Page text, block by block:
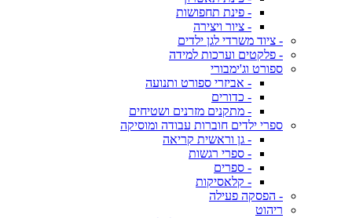
- פינת תחפושות
- ציור ויצירה
- ציוד משרדי לגן ילדים
- פלקטים וערכות למידה
ספורט וג'ימבורי
- אביזרי ספורט ותנועה
- כדורים
- מתקנים מזרנים ושטיחים
ספרי ילדים חוברות עבודה ומוסיקה
- גן וראשית קריאה
- ספרי רגשות
- ספרים
- קלאסיקות
- הפסקה פעילה
ריהוט